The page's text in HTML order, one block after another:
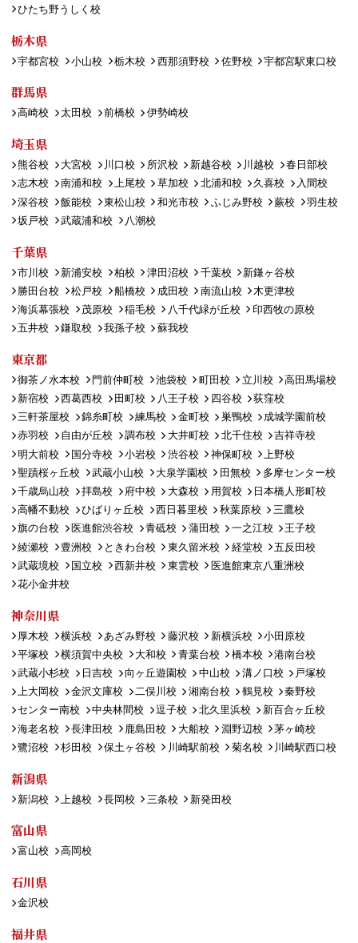
ひたち野うしく校
栃木県
宇都宮校 小山校 栃木校 西那須野校 佐野校 宇都宮駅東口校
群馬県
高崎校 太田校 前橋校 伊勢崎校
埼玉県
熊谷校 大宮校 川口校 所沢校 新越谷校 川越校
春日部校
志木校
南浦和校 上尾校 草加校 北浦和校 久喜校
入間校
深谷校
飯能校 東松山校 和光市校 ふじみ野校 蕨校
羽生校
坂戸校
武蔵浦和校 八潮校
千葉県
市川校 新浦安校 柏校 津田沼校 千葉校
新鎌ヶ谷校
勝田台校
松戸校 船橋校 成田校 南流山校
木更津校
海浜幕張校
茂原校 稲毛校 八千代緑が丘校
印西牧の原校
五井校
鎌取校 我孫子校 蘇我校
東京都
御茶ノ水本校 門前仲町校 池袋校 町田校 立川校
高田馬場校
新宿校
西葛西校 田町校 八王子校 四谷校
荻窪校
三軒茶屋校
錦糸町校 練馬校 金町校 巣鴨校
成城学園前校
赤羽校
自由が丘校 調布校 大井町校 北千住校
吉祥寺校
明大前校
国分寺校 小岩校 渋谷校 神保町校
上野校
聖蹟桜ヶ丘校
武蔵小山校 大泉学園校 田無校
多摩センター校
千歳烏山校
拝島校 府中校 大森校 用賀校
日本橋人形町校
高幡不動校
ひばりヶ丘校 西日暮里校 秋葉原校
三鷹校
旗の台校
医進館渋谷校 青砥校 蒲田校 一之江校
王子校
綾瀬校
豊洲校 ときわ台校 東久留米校 経堂校
五反田校
武蔵境校
国立校 西新井校 東雲校
医進館東京八重洲校
花小金井校
神奈川県
厚木校 横浜校 あざみ野校 藤沢校 新横浜校
小田原校
平塚校
横須賀中央校 大和校 青葉台校 橋本校
港南台校
武蔵小杉校
日吉校 向ヶ丘遊園校 中山校 溝ノ口校
戸塚校
上大岡校
金沢文庫校 二俣川校 湘南台校 鶴見校
秦野校
センター南校
中央林間校 逗子校 北久里浜校
新百合ヶ丘校
海老名校
長津田校 鹿島田校 大船校 淵野辺校
茅ヶ崎校
鷺沼校
杉田校 保土ヶ谷校 川崎駅前校 菊名校 川崎駅西口校
新潟県
新潟校 上越校 長岡校 三条校 新発田校
富山県
富山校 高岡校
石川県
金沢校
福井県